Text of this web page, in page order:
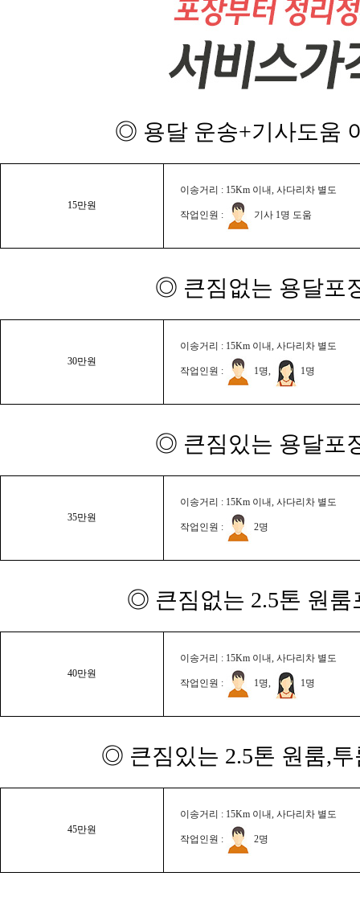
◎ 용달 운송+기사도움
15만원
이송거리 : 15Km 이내, 사다리차 별도
작업인원 : 기사 1명 도움
◎ 큰짐없는 용달포
30만원
이송거리 : 15Km 이내, 사다리차 별도
작업인원 : 1명, 1명
◎ 큰짐있는 용달포
35만원
이송거리 : 15Km 이내, 사다리차 별도
작업인원 : 2명
◎ 큰짐없는 2.5톤 원룸
40만원
이송거리 : 15Km 이내, 사다리차 별도
작업인원 : 1명, 1명
◎ 큰짐있는 2.5톤 원룸,
45만원
이송거리 : 15Km 이내, 사다리차 별도
작업인원 : 2명